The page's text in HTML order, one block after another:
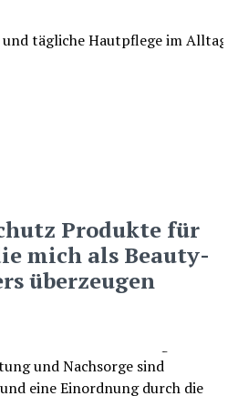
Produkte für
mich als Beauty-
überzeugen